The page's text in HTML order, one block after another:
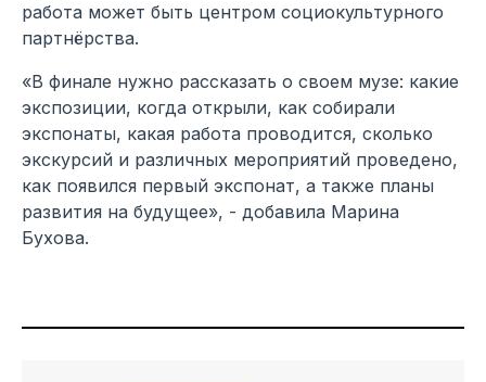
работа может быть центром социокультурного
партнёрства.
«В финале нужно рассказать о своем музе: какие
экспозиции, когда открыли, как собирали
экспонаты, какая работа проводится, сколько
экскурсий и различных мероприятий проведено,
как появился первый экспонат, а также планы
развития на будущее», - добавила Марина
Бухова.